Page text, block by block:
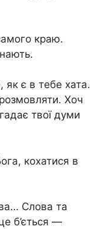
краю.
як є в тебе хата.
Хоч
твої думи
кохатися в
Слова та
б’ється —